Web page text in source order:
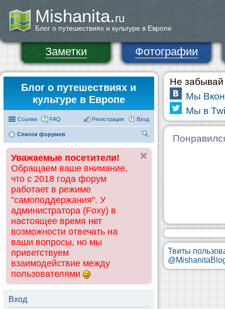
Mishanita.ru
Блог о путешествиях и культуре в Европе
Заметки Фотографии
Блог о путешествиях и
культуре в Европе
Ссылки FAQ Вход
Регистрация
Список форумов
ск
Уважаемые посетители!
Обращаем ваше внимание,
что с 2018 года форум
работает в режиме
"самоподдержания". У
администратора (Foxy) в
настоящее время нет
возможности отвечать на
ваши вопросы, но мы
приветствуем
взаимодействие между
пользователями
Вход
Не забывай
Мы
Мы в
Твиты